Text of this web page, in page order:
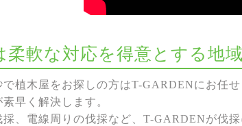
柔軟な対応を得意とする地
植木屋をお探しの方はT-GARDENにお任せ
早く解決します。
、電線周りの伐採など、T-GARDENが伐採